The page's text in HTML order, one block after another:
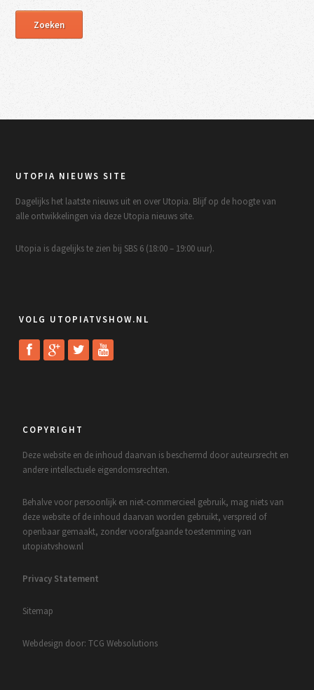
UTOPIA NIEUWS SITE
Dagelijks het laatste nieuws uit en over Utopia. Blijf op de hoogte van
alle ontwikkelingen via deze Utopia nieuws site.
Utopia is dagelijks te zien bij SBS 6 (18:00 – 19:00 uur).
VOLG UTOPIATVSHOW.NL
COPYRIGHT
Deze website en de inhoud daarvan is beschermd door auteursrecht en
andere intellectuele eigendomsrechten.
Behalve voor persoonlijk en niet-commercieel gebruik, mag niets van
deze website of de inhoud daarvan worden gebruikt, verspreid of
openbaar gemaakt, zonder voorafgaande toestemming van
utopiatvshow.nl
Privacy Statement
Sitemap
Webdesign door: TCG Websolutions